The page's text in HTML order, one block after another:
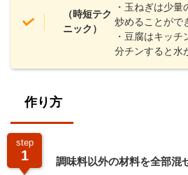
（時短テク
ニック）
・玉ねぎは少量
炒めることがで
・豆腐はキッ
分チンすると水
作り方
step
1 調味料以外の材料を全部混